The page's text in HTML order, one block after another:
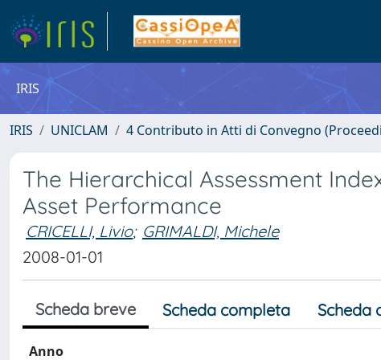
IRIS
IRIS UNICLAM 4 Contributo in Atti di Convegno
The Hierarchical Assessment
Asset Performance
CRICELLI, Livio; GRIMALDI, Michele
2008-01-01
Scheda breve Scheda completa Scheda
Anno